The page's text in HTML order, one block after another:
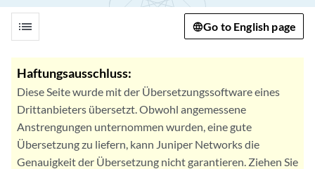
list Go to English page
Haftungsausschluss:
Diese Seite wurde mit der Übersetzungssoftware eines
Drittanbieters übersetzt. Obwohl angemessene
Anstrengungen unternommen wurden, eine gute
Übersetzung zu liefern, kann Juniper Networks die
Genauigkeit der Übersetzung nicht garantieren. Ziehen Sie